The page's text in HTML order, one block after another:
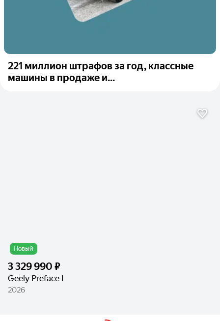
221 миллион штрафов за год, классные
машины в продаже и...
Новый
3 329 990 ₽
Geely Preface I
2026